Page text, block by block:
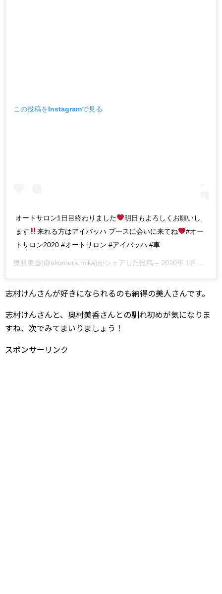
この投稿をInstagramで見る
オートサロン1日目終わりました
明日もよろしくお願いし
ます
来れる方はアイバッハ ブースに会いに来てね
#オー
トサロン2020 #オートサロン #アイバッハ #車
奥村美香(@okumura.mika)がシェアした投稿 – 2020年 1月月10日午前3時27分PST
志村けんさんが好きになられるのも納得の美人さんです。
志村けんさんと、奥村美香さんとの馴れ初めが気になりま
すね、次でみてまいりましょう！
スポンサーリンク